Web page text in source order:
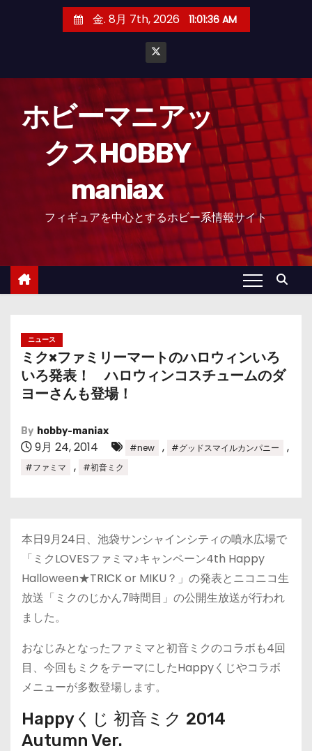
金. 8月 7th, 2026 11:01:37 AM
ホビーマニアッ
クスHOBBY
maniax
フィギュアを中心とするホビー系情報サイト
ニュース
ミク×ファミリーマートのハロウィンいろ
いろ発表！ ハロウィンコスチュームのダ
ヨーさんも登場！
By hobby-maniax
9月 24, 2014 #new , #グッドスマイルカンパニー ,
#ファミマ , #初音ミク
本日9月24日、池袋サンシャインシティの噴水広場で
「ミクLOVESファミマ♪キャンペーン4th Happy
Halloween★TRICK or MIKU？」の発表とニコニコ生
放送「ミクのじかん7時間目」の公開生放送が行われ
ました。
おなじみとなったファミマと初音ミクのコラボも4回
目、今回もミクをテーマにしたHappyくじやコラボ
メニューが多数登場します。
Happyくじ 初音ミク 2014
Autumn Ver.